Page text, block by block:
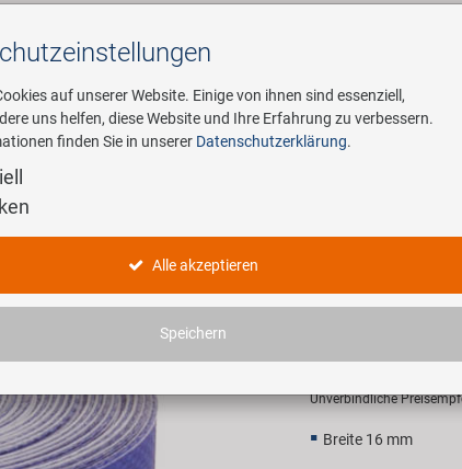
Suchen
M-WAVE
4,90 EUR
Unverbindliche
Breite 16 mm
auf unserer Website. Einige von ihnen sind essenziell,
uns helfen, diese Website und Ihre Erfahrung zu verbessern.
finden Sie in unserer Datenschutzerklärung.
Alle akzeptieren
Speichern